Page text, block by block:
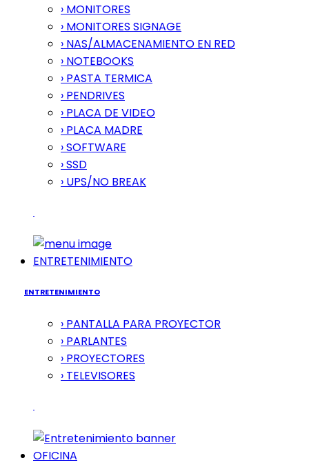
› MONITORES
› MONITORES SIGNAGE
› NAS/ALMACENAMIENTO EN RED
› NOTEBOOKS
› PASTA TERMICA
› PENDRIVES
› PLACA DE VIDEO
› PLACA MADRE
› SOFTWARE
› SSD
› UPS/NO BREAK
ENTRETENIMIENTO
ENTRETENIMIENTO
› PANTALLA PARA PROYECTOR
› PARLANTES
› PROYECTORES
› TELEVISORES
OFICINA